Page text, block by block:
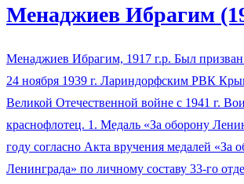
Менаджиев Ибрагим
Менаджиев Ибрагим, 1917 г.р. Был
24 ноября 1939 г. Лариндорфским РВК
Великой Отечественной войне с 1941 г.
краснофлотец. 1. Медаль «За оборону
году согласно Акта вручения медалей «За
Ленинграда» по личному составу 33-го